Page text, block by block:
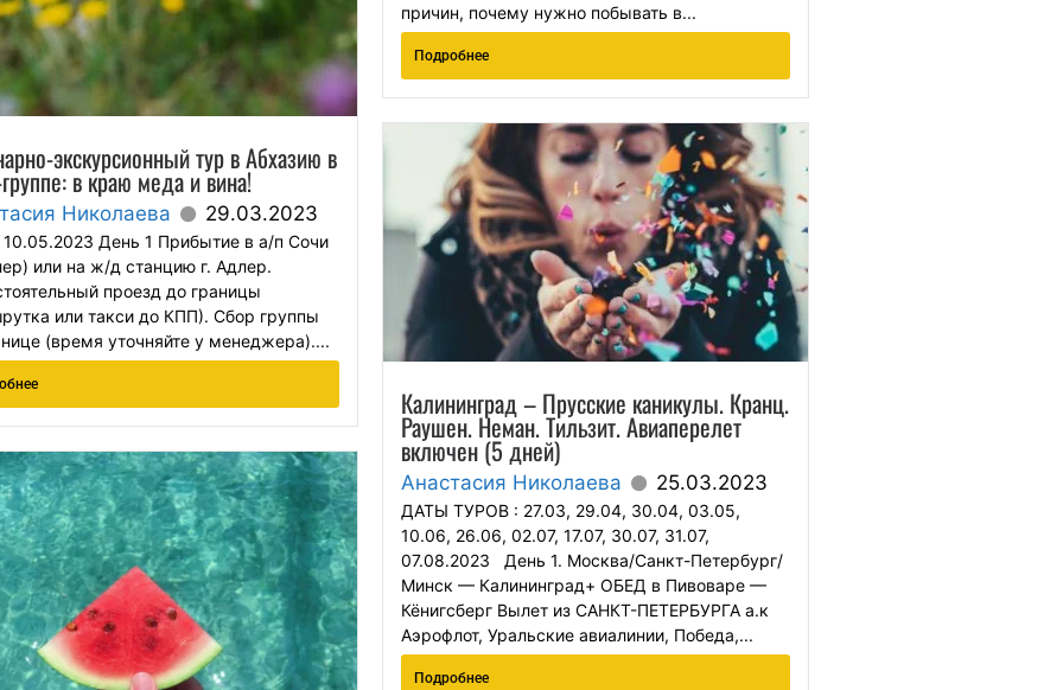
экскурсионный тур в Абхазию в
в краю меда и вина!
Николаева 29.03.2023
10.05.2023 День 1 Прибытие в а/п Сочи
или на ж/д станцию г. Адлер.
проезд до границы
или такси до КПП). Сбор группы
(время уточняйте у менеджера)....
причин, почему нужно побывать в...
Подробнее
Калининград – Прусские каникулы. Кранц.
Раушен. Неман. Тильзит. Авиаперелет
включен (5 дней)
Анастасия Николаева 25.03.2023
ДАТЫ ТУРОВ : 27.03, 29.04, 30.04, 03.05,
10.06, 26.06, 02.07, 17.07, 30.07, 31.07,
07.08.2023 День 1. Москва/Санкт-Петербург/
Минск — Калининград+ ОБЕД в Пивоваре —
Кёнигсберг Вылет из САНКТ-ПЕТЕРБУРГА а.к
Аэрофлот, Уральские авиалинии, Победа,...
Подробнее